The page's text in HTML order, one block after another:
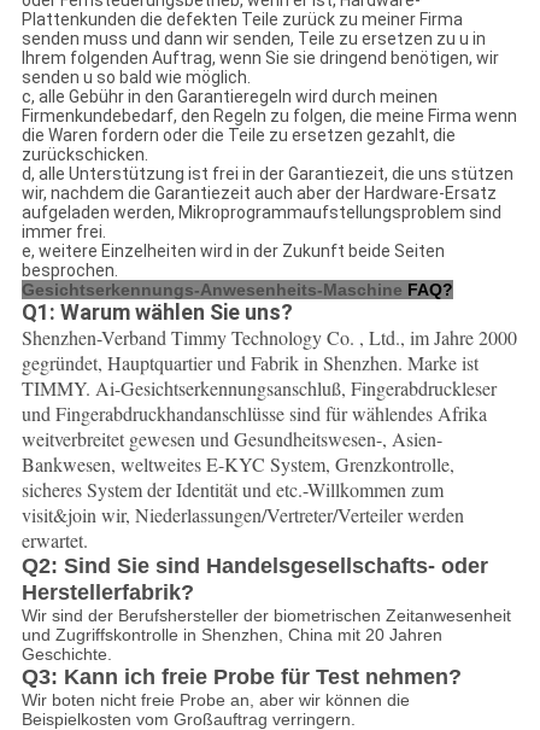
Plattenkunden die defekten Teile zurück zu meiner Firma
senden muss und dann wir senden, Teile zu ersetzen zu u in
Ihrem folgenden Auftrag, wenn Sie sie dringend benötigen, wir
senden u so bald wie möglich.
c, alle Gebühr in den Garantieregeln wird durch meinen
Firmenkundebedarf, den Regeln zu folgen, die meine Firma wenn
die Waren fordern oder die Teile zu ersetzen gezahlt, die
zurückschicken.
d, alle Unterstützung ist frei in der Garantiezeit, die uns stützen
wir, nachdem die Garantiezeit auch aber der Hardware-Ersatz
aufgeladen werden, Mikroprogrammaufstellungsproblem sind
immer frei.
e, weitere Einzelheiten wird in der Zukunft beide Seiten
besprochen.
Gesichtserkennungs-Anwesenheits-Maschine FAQ?
Q1: Warum wählen Sie uns?
Shenzhen-Verband Timmy Technology Co. , Ltd., im Jahre 2000
gegründet, Hauptquartier und Fabrik in Shenzhen. Marke ist
TIMMY. Ai-Gesichtserkennungsanschluß, Fingerabdruckleser
und Fingerabdruckhandanschlüsse sind für wählendes Afrika
weitverbreitet gewesen und Gesundheitswesen-, Asien-
Bankwesen, weltweites E-KYC System, Grenzkontrolle,
sicheres System der Identität und etc.-Willkommen zum
visit&join wir, Niederlassungen/Vertreter/Verteiler werden
erwartet.
Q2: Sind Sie sind Handelsgesellschafts- oder
Herstellerfabrik?
Wir sind der Berufshersteller der biometrischen Zeitanwesenheit
und Zugriffskontrolle in Shenzhen, China mit 20 Jahren
Geschichte.
Q3: Kann ich freie Probe für Test nehmen?
Wir boten nicht freie Probe an, aber wir können die
Beispielkosten vom Großauftrag verringern.